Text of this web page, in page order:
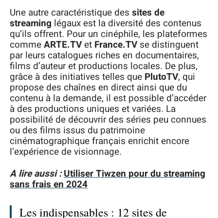
Une autre caractéristique des sites de
streaming légaux est la diversité des contenus
qu’ils offrent. Pour un cinéphile, les plateformes
commeARTE.TVet France.TVse distinguent
par leurs catalogues riches en documentaires,
films d’auteur et productions locales. De plus,
grâce à des initiatives telles que PlutoTV, qui
propose des chaînes en direct ainsi que du
contenu à la demande, il est possible d’accéder
à des productions uniques et variées. La
possibilité de découvrir des séries peu connues
ou des films issus du patrimoine
cinématographique français enrichit encore
l’expérience de visionnage.
A lire aussi : Utiliser Tiwzen pour du streaming
sans frais en 2024
Les indispensables : 12 sites de